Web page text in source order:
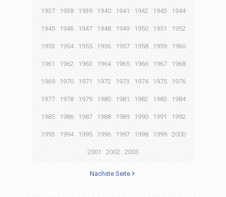
1937 1938 1939 1940 1941 1942 1943 1944
1945 1946 1947 1948 1949 1950 1951 1952
1953 1954 1955 1956 1957 1958 1959 1960
1961 1962 1963 1964 1965 1966 1967 1968
1969 1970 1971 1972 1973 1974 1975 1976
1977 1978 1979 1980 1981 1982 1983 1984
1985 1986 1987 1988 1989 1990 1991 1992
1993 1994 1995 1996 1997 1998 1999 2000
2001 2002 2003
Nächste Seite